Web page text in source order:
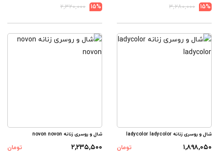
15%
۳,۲۸۰,۰۰۰
15%
۲,۳۲۰,۰۰۰
شال و روسری زنانه ladycolor ladycolor
۱,۸۹۸,۰۵۰
تومان
شال و روسری زنانه novon novon
۲,۲۳۵,۵۰۰
تومان